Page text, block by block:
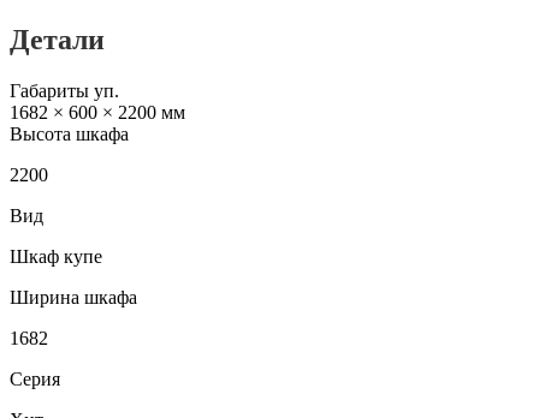
Детали
Габариты уп.
1682 × 600 × 2200 мм
Высота шкафа
2200
Вид
Шкаф купе
Ширина шкафа
1682
Серия